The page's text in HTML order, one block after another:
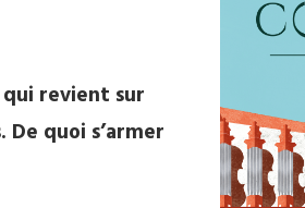
revient sur
quoi s’armer